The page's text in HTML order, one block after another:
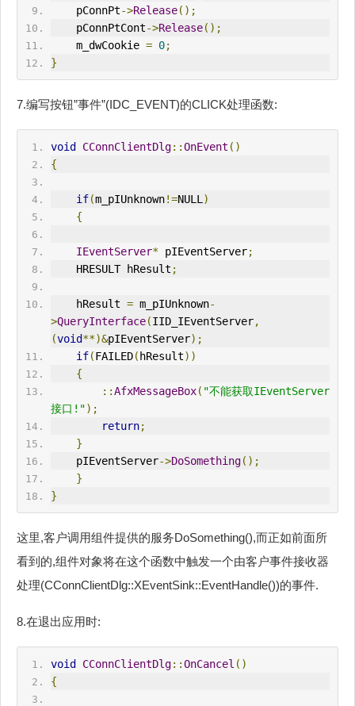
    pConnPt
->Release();
    pConnPtCont
->Release();
    m_dwCookie
= 0;
}
7.编写按钮”事件”(IDC_EVENT)的CLICK处理函数:
void CConnClientDlg::OnEvent ()
{
if(m_pIUnknown!=NULL )
{
IEventServer* pIEventServer;
HRESULT hResult ;
    hResult
= m_pIUnknown-
>QueryInterface(IID_IEventServer,
(void**)&pIEventServer);
if(FAILED( hResult))
{
::AfxMessageBox( "不能获取IEventServer
接口!");
return;
}
    pIEventServer
->DoSomething();
}
}
这里,客户调用组件提供的服务DoSomething(),而正如前面所
看到的,组件对象将在这个函数中触发一个由客户事件接收器
处理(CConnClientDlg::XEventSink::EventHandle())的事件.
8.在退出应用时:
void CConnClientDlg::OnCancel ()
{